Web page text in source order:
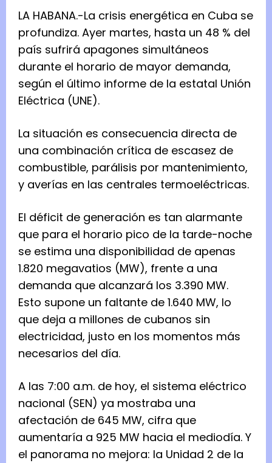
LA HABANA.-La crisis energética en Cuba se
profundiza. Ayer martes, hasta un 48 % del
país sufrirá apagones simultáneos
durante el horario de mayor demanda,
según el último informe de la estatal Unión
Eléctrica (UNE).
La situación es consecuencia directa de
una combinación crítica de escasez de
combustible, parálisis por mantenimiento,
y averías en las centrales termoeléctricas.
El déficit de generación es tan alarmante
que para el horario pico de la tarde-noche
se estima una disponibilidad de apenas
1.820 megavatios (MW), frente a una
demanda que alcanzará los 3.390 MW.
Esto supone un faltante de 1.640 MW, lo
que deja a millones de cubanos sin
electricidad, justo en los momentos más
necesarios del día.
A las 7:00 a.m. de hoy, el sistema eléctrico
nacional (SEN) ya mostraba una
afectación de 645 MW, cifra que
aumentaría a 925 MW hacia el mediodía. Y
el panorama no mejora: la Unidad 2 de la